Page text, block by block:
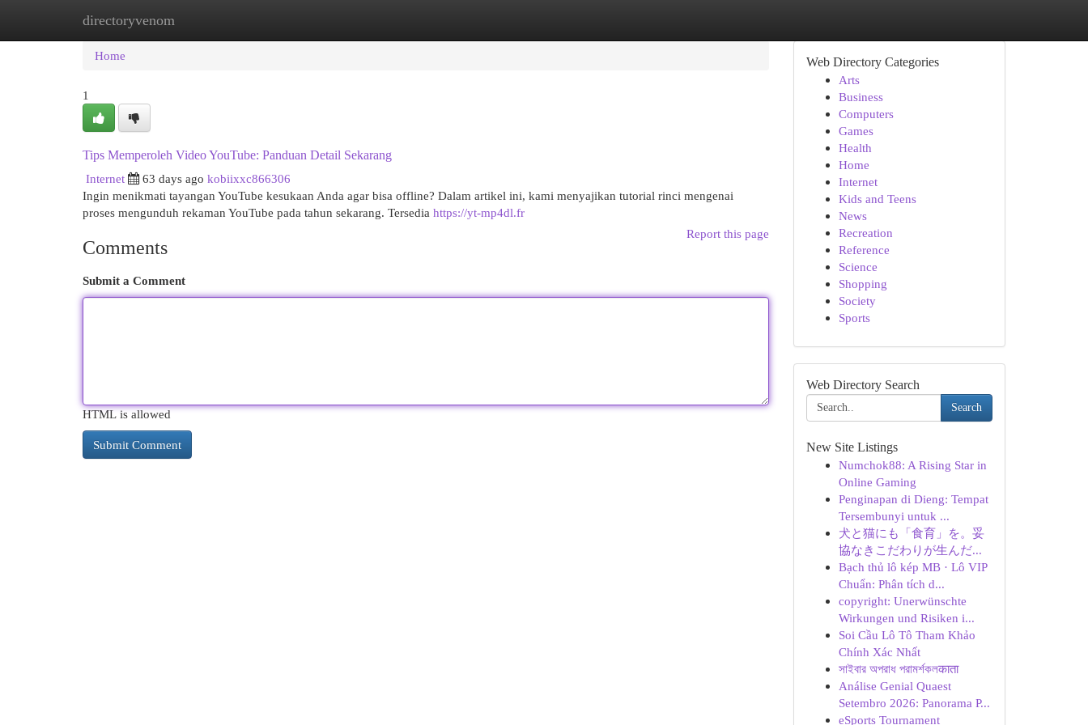
directoryvenom
Home New Site Listings
Home
1
Tips Memperoleh Video YouTube: Panduan Detail Sekarang
Internet
63 days ago kobiixxc866306
Ingin menikmati tayangan YouTube kesukaan Anda agar bisa offline? Dalam artikel ini, kami menyajikan tutorial rinci mengenai
proses mengunduh rekaman YouTube pada tahun sekarang. Tersedia https://yt-mp4dl.fr
Report this page
Comments
Submit a Comment
HTML is allowed
Web Directory Categories
Arts
Business
Computers
Games
Health
Home
Internet
Kids and Teens
News
Recreation
Reference
Science
Shopping
Society
Sports
Web Directory Search
Search
New Site Listings
Numchok88: A Rising Star in
Online Gaming
Penginapan di Dieng: Tempat
Tersembunyi untuk ...
犬と猫にも「食育」を。妥
協なきこだわりが生んだ...
Bạch thủ lô kép MB · Lô VIP
Chuẩn: Phân tích d...
copyright: Unerwünschte
Wirkungen und Risiken i...
Soi Cầu Lô Tô Tham Khảo
Chính Xác Nhất
সাইবার অপরাধ পরামর্শকলकाता
Análise Genial Quaest
Setembro 2026: Panorama P...
eSports Tournament